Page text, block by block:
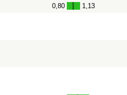
0,80 - 1,13